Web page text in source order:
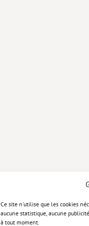
Ce site n'utilise que les cookies
aucune statistique, aucune
à tout moment.
Politique de confidentialité